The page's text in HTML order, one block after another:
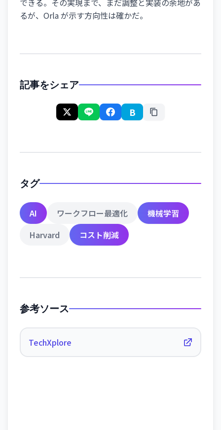
できる。その実現まで、まだ調整と実装の余地があ
るが、Orla が示す方向性は確かだ。
記事をシェア
B
タグ
AI ワークフロー最適化
機械学習
Harvard
コスト削減
参考ソース
TechXplore